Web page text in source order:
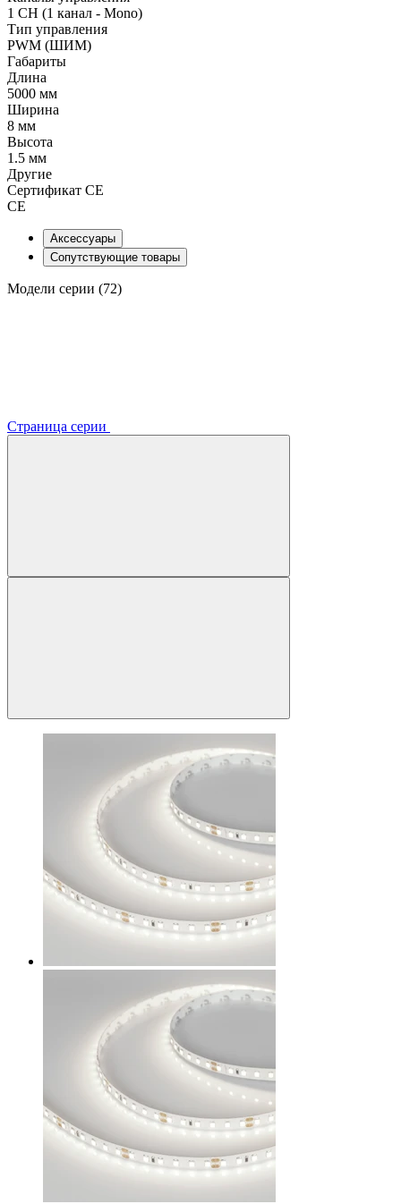
1 CH (1 канал - Mono)
Тип управления
PWM (ШИМ)
Габариты
Длина
5000 мм
Ширина
8 мм
Высота
1.5 мм
Другие
Сертификат CE
CE
Аксессуары
Сопутствующие товары
Модели серии (72)
Страница серии